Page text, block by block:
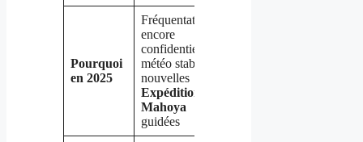
Pourquoi
en 2025
Fréquentation
encore
confidentielle,
météo stable,
nouvelles
Expéditions
Mahoya
guidées